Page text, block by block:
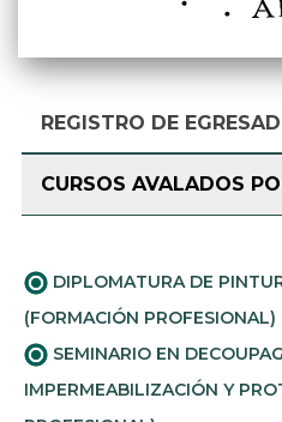
REGISTRO DE
CURSOS AVALADOS
DIPLOMATURA DE
(FORMACIÓN PROFESIONAL)
SEMINARIO EN
IMPERMEABILIZACIÓN Y